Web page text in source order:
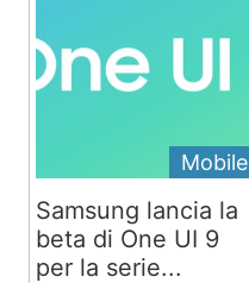
Mobile
Samsung lancia la
beta di One UI 9
per la serie...